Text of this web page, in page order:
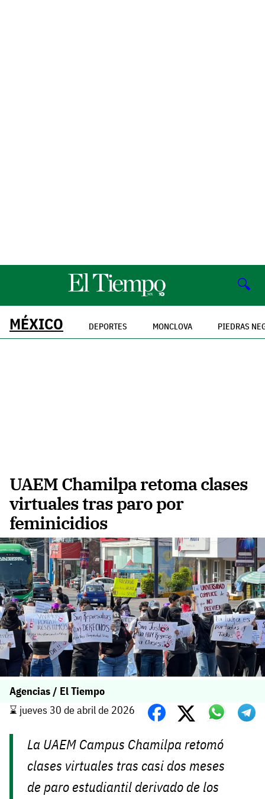
🔍
MÉXICO DEPORTES MONCLOVA PIEDRAS
UAEM Chamilpa retoma clases
virtuales tras paro por
feminicidios
Agencias / El Tiempo
⌛️ jueves 30 de abril de 2026
La UAEM Campus Chamilpa retomó
clases virtuales tras casi dos meses
de paro estudiantil derivado de los